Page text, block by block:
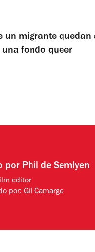
un migrante quedan
fondo queer
por Phil de Semlyen
editor
por:Gil Camargo